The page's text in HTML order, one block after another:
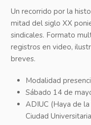
Un recorrido por la
mitad del siglo XX
sindicales. Formato
registros en video,
breves.
Modalidad
Sábado 14 de
ADIUC (Haya de
Ciudad